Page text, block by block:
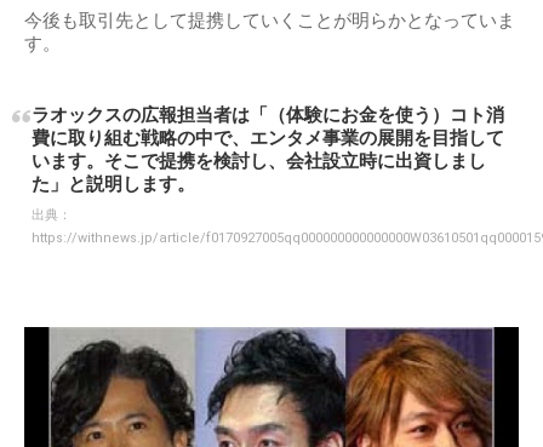
今後も取引先として提携していくことが明らかとなっていま
す。
ラオックスの広報担当者は「（体験にお金を使う）コト消
費に取り組む戦略の中で、エンタメ事業の展開を目指して
います。そこで提携を検討し、会社設立時に出資しまし
た」と説明します。
出典：
https://withnews.jp/article/